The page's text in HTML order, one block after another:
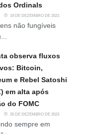
Ordinals
19 DE DEZEMBRO DE 2023
não fungíveis
observa fluxos
Bitcoin,
e Rebel Satoshi
em alta após
do FOMC
26 DE DEZEMBRO DE 2023
sempre em